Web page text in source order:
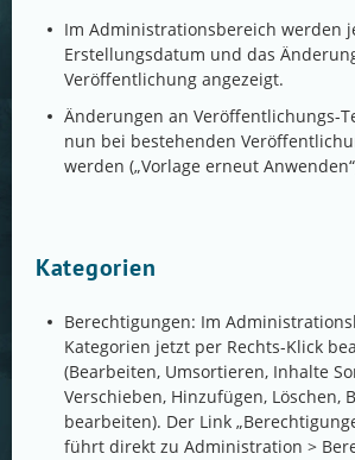
Im Administrationsbereich werden
Erstellungsdatum und das
Veröffentlichung angezeigt.
Änderungen an Veröffentlichungs-
nun bei bestehenden
werden („Vorlage erneut
Kategorien
Berechtigungen: Im
Kategorien jetzt per Rechts-Klick
(Bearbeiten, Umsortieren, Inhalte
Verschieben, Hinzufügen, Löschen,
bearbeiten). Der Link
führt direkt zu Administration >